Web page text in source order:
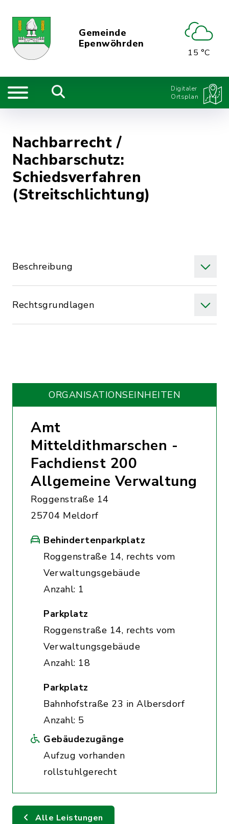
Gemeinde
Epenwöhrden
15 °C
Digitaler
Ortsplan
Nachbarrecht /
Nachbarschutz:
Schiedsverfahren
(Streitschlichtung)
Beschreibung
Rechtsgrundlagen
ORGANISATIONS­EINHEITEN
Amt
Mitteldithmarschen -
Fachdienst 200
Allgemeine Verwaltung
Roggenstraße 14
25704 Meldorf
Behindertenparkplatz
Roggenstraße 14, rechts vom
Verwaltungsgebäude
Anzahl: 1
Parkplatz
Roggenstraße 14, rechts vom
Verwaltungsgebäude
Anzahl: 18
Parkplatz
Bahnhofstraße 23 in Albersdorf
Anzahl: 5
Gebäudezugänge
Aufzug vorhanden
rollstuhlgerecht
Alle Leistungen